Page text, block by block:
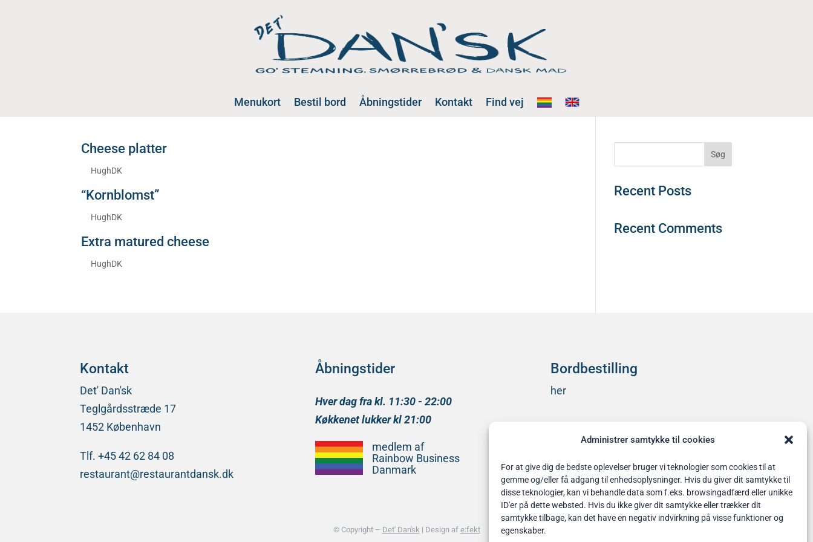
Administrer samtykke til cookies
For at give dig de bedste oplevelser bruger vi teknologier som cookies til at
gemme og/eller få adgang til enhedsoplysninger. Hvis du giver dit samtykke til
disse teknologier, kan vi behandle data som f.eks. browsingadfærd eller unikke
ID'er på dette websted. Hvis du ikke giver dit samtykke eller trækker dit
samtykke tilbage, kan det have en negativ indvirkning på visse funktioner og
egenskaber.
Menukort Bestil bord Åbningstider Kontakt Find vej
Cheese platter
HughDK
“Kornblomst”
HughDK
Extra matured cheese
HughDK
Søg
Recent Posts
Recent Comments
Kontakt
Det' Dan'sk
Teglgårdsstræde 17
1452 København
Tlf. +45 42 62 84 08
restaurant@restaurantdansk.dk
Åbningstider
Hver dag fra kl. 11:30 - 22:00
Køkkenet lukker kl 21:00
medlem af
Rainbow Business
Danmark
Bordbestilling
her
© Copyright – Det' Dan'sk | Design af e:fekt